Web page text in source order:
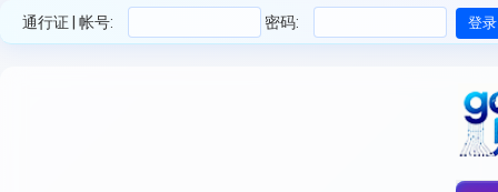
通行证 | 帐号: 密码: